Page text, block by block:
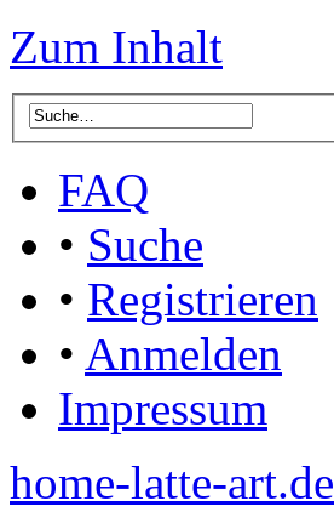
Zum Inhalt
FAQ
• Suche
• Registrieren
• Anmelden
Impressum
home-latte-art.de